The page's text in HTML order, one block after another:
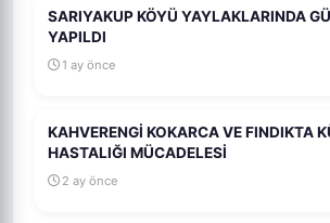
SARIYAKUP KÖYÜ YAYLAKLARINDA
YAPILDI
1 ay önce
KAHVERENGİ KOKARCA VE FINDIKTA
HASTALIĞI MÜCADELESİ
2 ay önce